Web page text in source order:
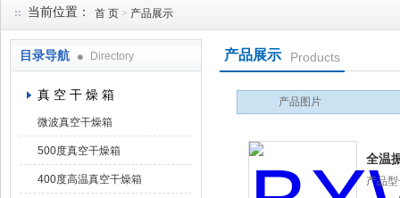
当前位置： 首 页 > 产品展示
目录导航 Directory
真 空 干 燥 箱
微波真空干燥箱
500度真空干燥箱
400度高温真空干燥箱
产品展示 Products
产品图片
全温
产品